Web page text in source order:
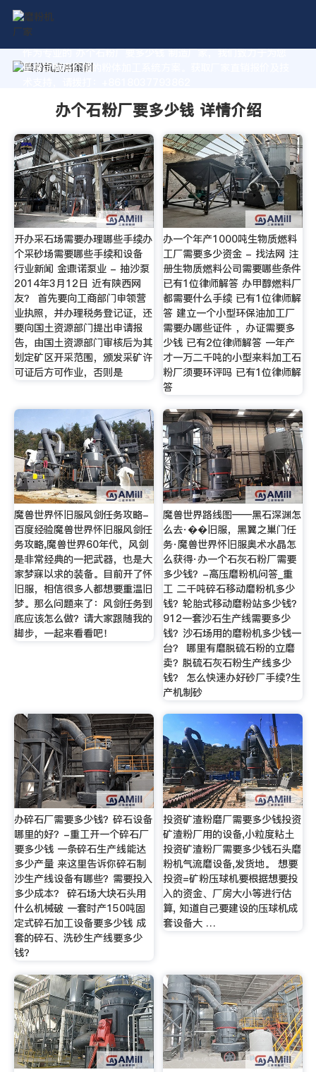
作为专业的 办个石粉厂要多少钱 制造厂家，我们致力于为您
量身定制高价值的粉体加工系统方案。获取厂家直销报价及技
办个石粉厂要多少钱 详情介绍
开办采石场需要办理哪些手续办
个采砂场需要哪些手续和设备
行业新闻 金鼎诺泵业 - 抽沙泵
2014年3月12日 近有陕西网
友？ 首先要向工商部门申领营
业执照，并办理税务登记证，还
要向国土资源部门提出申请报
告，由国土资源部门审核后为其
划定矿区开采范围，颁发采矿许
可证后方可作业，否则是
办一个年产1000吨生物质燃料
工厂需要多少资金 - 找法网 注
册生物质燃料公司需要哪些条件
已有1位律师解答 办甲醇燃料厂
都需要什么手续 已有1位律师解
答 建立一个小型环保油加工厂
需要办哪些证件 ，办证需要多
少钱 已有2位律师解答 一年产
才一万二千吨的小型来料加工石
粉厂须要环评吗 已有1位律师解
答
魔兽世界怀旧服风剑任务攻略-
百度经验魔兽世界怀旧服风剑任
务攻略,魔兽世界60年代，风剑
是非常经典的一把武器，也是大
家梦寐以求的装备。目前开了怀
旧服，相信很多人都想要重温旧
梦。那么问题来了：风剑任务到
底应该怎么做？请大家跟随我的
脚步，一起来看看吧！
魔兽世界路线图——黑石深渊怎
么去·��旧服，黑翼之巢门任
务·魔兽世界怀旧服奥术水晶怎
么获得·办一个石灰石粉厂需要
多少钱？-高压磨粉机问答_重
工 二千吨碎石移动磨粉机多少
钱？轮胎式移动磨粉站多少钱？
912一套沙石生产线需要多少
钱？沙石场用的磨粉机多少钱一
台？ 哪里有磨脱硫石粉的立磨
卖？脱硫石灰石粉生产线多少
钱？ 怎么快速办好砂厂手续?生
产机制砂
办碎石厂需要多少钱？碎石设备
哪里的好？-重工开一个碎石厂
要多少钱 一条碎石生产线能达
多少产量 来这里告诉你碎石制
沙生产线设备有哪些？需要投入
多少成本？ 碎石场大块石头用
什么机械破 一套时产150吨固
定式碎石加工设备要多少钱 成
套的碎石、洗砂生产线要多少
钱？
投资矿渣粉磨厂需要多少钱投资
矿渣粉厂用的设备,小粒度粘土
投资矿渣粉厂需要多少钱石头磨
粉机气流磨设备,发货地。 想要
投资=矿粉压球机要根据想要投
入的资金、厂房大小等进行估
算, 知道自己要建设的压球机成
套设备大 …